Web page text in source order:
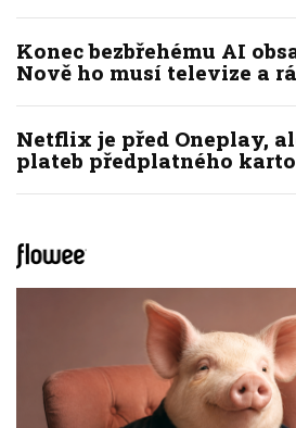
Konec bezbřehému AI
Nově ho musí televize a
Netflix je před Oneplay,
plateb předplatného